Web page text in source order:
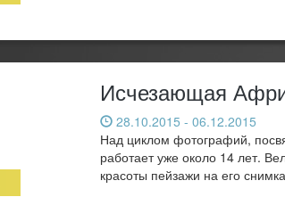
Исчезающая
28.10.2015 - 06.12.2015
Над циклом фотографий,
работает уже около 14 лет.
красоты пейзажи на его